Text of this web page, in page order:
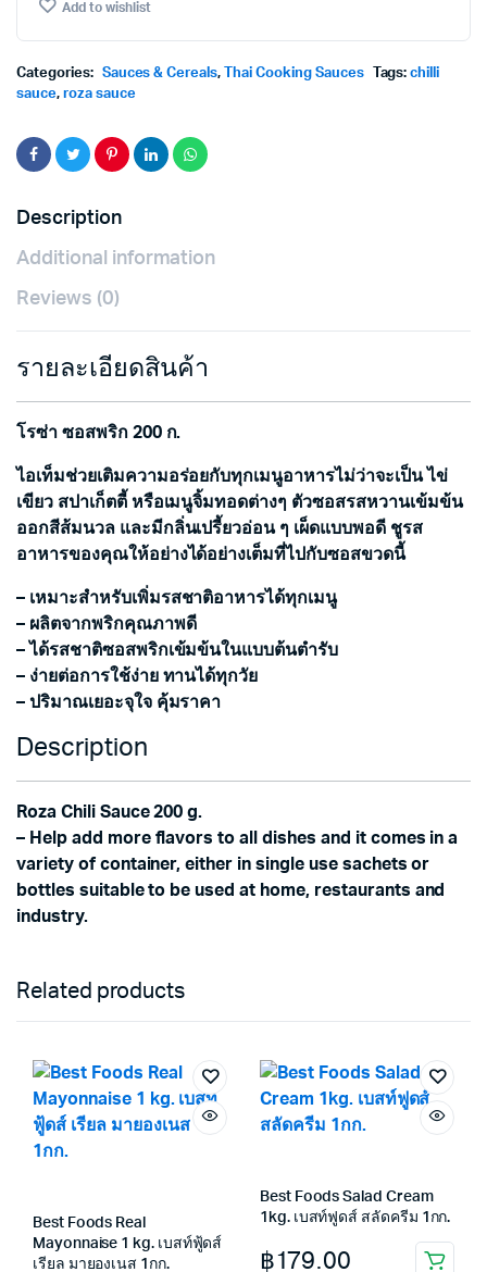
พริก
Add to wishlist
Categories: Sauces & Cereals, Thai Cooking Sauces Tags:chilli
sauce, roza sauce
Description
Additional information
Reviews (0)
รายละเอียดสินค้า
โรซ่า ซอสพริก 200 ก.
ไอเท็มช่วยเติมความอร่อยกับทุกเมนูอาหารไม่ว่าจะเป็น ไข่
เขียว สปาเก็ตตี้ หรือเมนูจิ้มทอดต่างๆ ตัวซอสรสหวานเข้มข้น
ออกสีส้มนวล และมีกลิ่นเปรี้ยวอ่อน ๆ เผ็ดแบบพอดี ชูรส
อาหารของคุณให้อย่างได้อย่างเต็มที่ไปกับซอสขวดนี้
– เหมาะสำหรับเพิ่มรสชาติอาหารได้ทุกเมนู
– ผลิตจากพริกคุณภาพดี
– ได้รสชาติซอสพริกเข้มข้นในแบบต้นตำรับ
– ง่ายต่อการใช้ง่าย ทานได้ทุกวัย
– ปริมาณเยอะจุใจ คุ้มราคา
Description
Roza Chili Sauce 200 g.
– Help add more flavors to all dishes and it comes in a
variety of container, either in single use sachets or
bottles suitable to be used at home, restaurants and
industry.
Related products
Best Foods Real
Mayonnaise 1 kg. เบสท์ฟู้ดส์
เรียล มายองเนส 1กก.
Best Foods Salad Cream
1kg. เบสท์ฟูดส์ สลัดครีม 1กก.
฿179.00